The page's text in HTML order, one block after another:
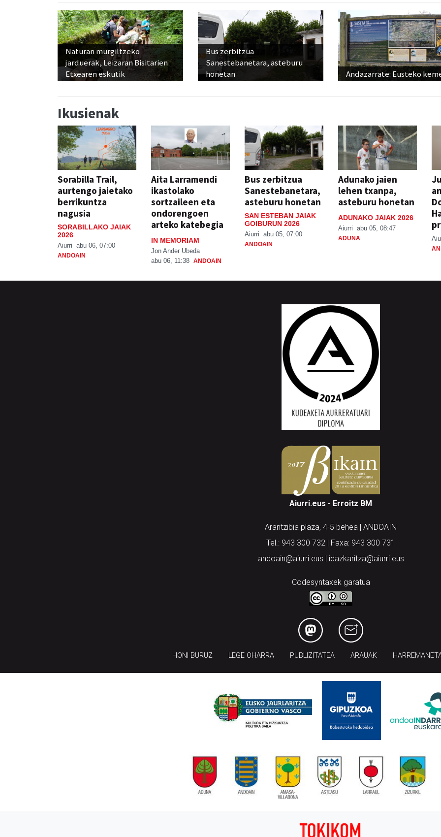
Naturan murgiltzeko
jarduerak, Leizaran Bisitarien
Etxearen eskutik
Bus zerbitzua
Sanestebanetara, asteburu
honetan
Andazarrate: Eusteko
Ikusienak
Sorabilla Trail,
aurtengo jaietako
berrikuntza
nagusia
SORABILLAKO JAIAK
2026
Aiurri abu 06, 07:00
ANDOAIN
Aita Larramendi
ikastolako
sortzaileen eta
ondorengoen
arteko katebegia
IN MEMORIAM
Jon Ander Ubeda
abu 06, 11:38 ANDOAIN
Bus zerbitzua
Sanestebanetara,
asteburu honetan
SAN ESTEBAN JAIAK
GOIBURUN 2026
Aiurri abu 05, 07:00
ANDOAIN
Adunako jaien
lehen txanpa,
asteburu honetan
ADUNAKO JAIAK 2026
Aiurri abu 05, 08:47
ADUNA
Aiurri.eus - Erroitz BM
Arantzibia plaza, 4-5 behea | ANDOAIN
Tel.: 943 300 732 | Faxa: 943 300 731
andoain@aiurri.eus | idazkaritza@aiurri.eus
Codesyntaxek garatua
HONI BURUZ LEGE OHARRA PUBLIZITATEA ARAUAK